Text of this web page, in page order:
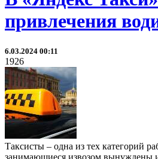
привлечения
6.03.2024 00:11
1926
Таксисты – одна из тех категорий
занимающиеся извозом вынуждены